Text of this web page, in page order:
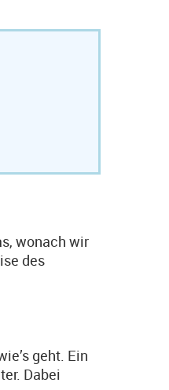
wonach wir
des
geht. Ein
Dabei